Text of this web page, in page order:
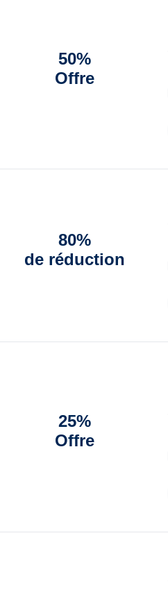
50%
Offre
80%
de réduction
25%
Offre